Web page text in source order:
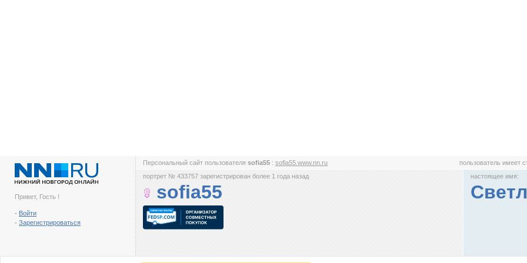
Привет, Гость !
- Войти
- Зарегистрироваться
Персональный сайт пользователя sofia55 : sofia55.www.nn.ru пользователь имеет
портрет № 433757 зарегистрирован более 1 года назад
sofia55
настоящее имя: